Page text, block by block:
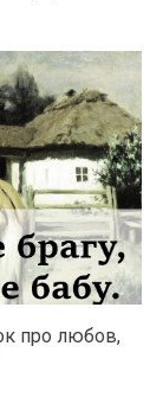
про любов,